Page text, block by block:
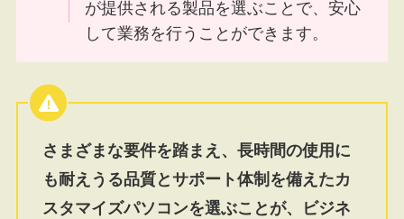
が提供される製品を選ぶことで、安心
して業務を行うことができます。
さまざまな要件を踏まえ、長時間の使用に
も耐えうる品質とサポート体制を備えたカ
スタマイズパソコンを選ぶことが、ビジネ